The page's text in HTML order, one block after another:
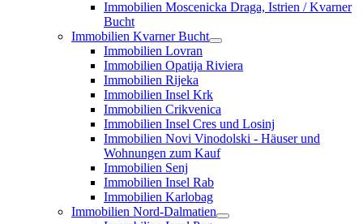
Immobilien Moscenicka Draga, Istrien / Kvarner
Bucht
Immobilien Kvarner Bucht
Immobilien Lovran
Immobilien Opatija Riviera
Immobilien Rijeka
Immobilien Insel Krk
Immobilien Crikvenica
Immobilien Insel Cres und Losinj
Immobilien Novi Vinodolski - Häuser und
Wohnungen zum Kauf
Immobilien Senj
Immobilien Insel Rab
Immobilien Karlobag
Immobilien Nord-Dalmatien